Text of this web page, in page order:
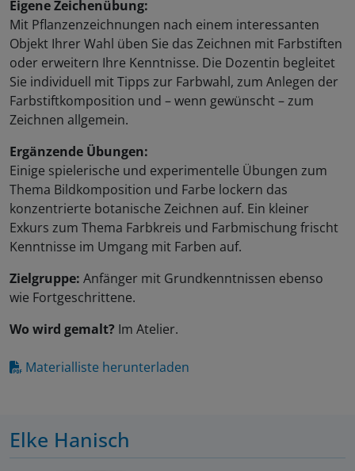
Eigene Zeichenübung:
Mit Pflanzenzeichnungen nach einem interessanten
Objekt Ihrer Wahl üben Sie das Zeichnen mit Farbstiften
oder erweitern Ihre Kenntnisse. Die Dozentin begleitet
Sie individuell mit Tipps zur Farbwahl, zum Anlegen der
Farbstiftkomposition und – wenn gewünscht – zum
Zeichnen allgemein.
Ergänzende Übungen:
Einige spielerische und experimentelle Übungen zum
Thema Bildkomposition und Farbe lockern das
konzentrierte botanische Zeichnen auf. Ein kleiner
Exkurs zum Thema Farbkreis und Farbmischung frischt
Kenntnisse im Umgang mit Farben auf.
Zielgruppe: Anfänger mit Grundkenntnissen ebenso
wie Fortgeschrittene.
Wo wird gemalt? Im Atelier.
Materialliste herunterladen
Elke Hanisch